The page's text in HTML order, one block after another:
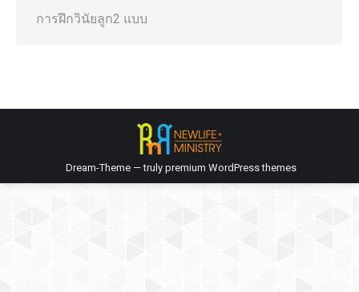
การฝึกวินัยลูก2 แบบ
Dream-Theme — truly premium WordPress themes